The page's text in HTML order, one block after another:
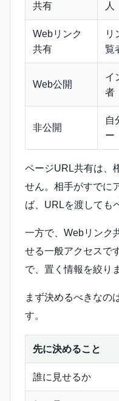
共有
人
Webリンク
共有
リ
覧
Web公開
イ
者
非公開
自
ー
ページURL共有は、
せん。相手がすでに
ば、URLを渡しても
一方で、Webリンク
せる一般アクセスで
で、置く情報を絞り
まず決めるべきなの
す。
先に決めること
誰に見せるか